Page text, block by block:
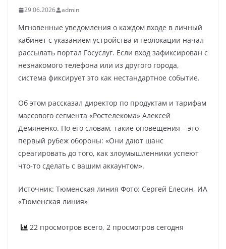
29.06.2026 admin
Мгновенные уведомления о каждом входе в личный
кабинет с указанием устройства и геолокации начал
рассылать портал Госуслуг. Если вход зафиксирован с
незнакомого телефона или из другого города,
система фиксирует это как нестандартное событие.
Об этом рассказал директор по продуктам и тарифам
массового сегмента «Ростелекома» Алексей
Демяненко. По его словам, такие оповещения – это
первый рубеж обороны: «Они дают шанс
среагировать до того, как злоумышленники успеют
что‑то сделать с вашим аккаунтом».
Источник: Тюменская линия Фото: Сергей Елесин, ИА
«Тюменская линия»
22 просмотров всего, 2 просмотров сегодня